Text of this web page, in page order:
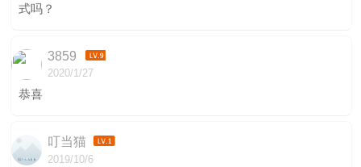
式吗？
3859
2020/1/27
恭喜
叮当猫
2019/10/6